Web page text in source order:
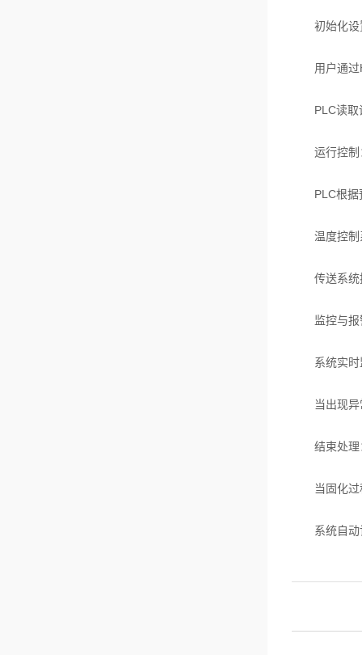
初始化设
用户通过
PLC读取设
运行控制
PLC根据预
温度控制系
传送系统控
监控与报
系统实时监
当出现异常
结束处理
当固化过程
系统自动记